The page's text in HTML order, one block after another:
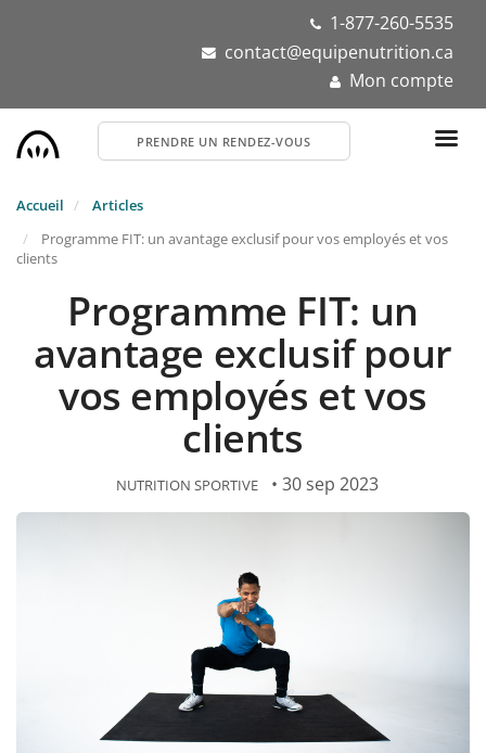
1-877-260-5535
contact@equipenutrition.ca
Mon compte
PRENDRE UN RENDEZ-VOUS
Accueil
Articles
Programme FIT: un avantage exclusif pour vos employés et vos
clients
Programme FIT: un
avantage exclusif pour
vos employés et vos
clients
NUTRITION SPORTIVE • 30 sep 2023